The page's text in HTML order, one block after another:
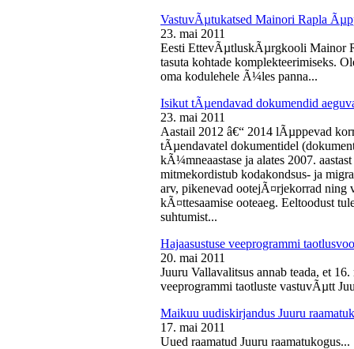
VastuvÃµtukatsed Mainori Rapla
23. mai 2011
Eesti EttevÃµtluskÃµrgkooli Mainor
tasuta kohtade komplekteerimiseks.
oma kodulehele Ã¼les panna...
Isikut tÃµendavad dokumendid
23. mai 2011
Aastail 2012 â€“ 2014 lÃµppevad
tÃµendavatel dokumentidel
kÃ¼mneaastase ja alates 2007.
mitmekordistub kodakondsus- ja
arv, pikenevad ootejÃ¤rjekorrad ning
kÃ¤ttesaamise ooteaeg. Eeltoodust
suhtumist...
Hajaasustuse veeprogrammi
20. mai 2011
Juuru Vallavalitsus annab teada, et
veeprogrammi taotluste vastuvÃµtt
Maikuu uudiskirjandus Juuru
17. mai 2011
Uued raamatud Juuru raamatukogus...